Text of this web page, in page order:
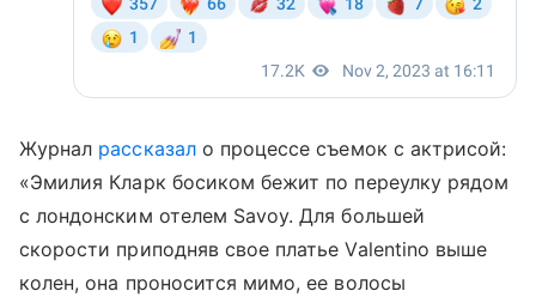
Журнал рассказало процессе съемок с актрисой:
«Эмилия Кларк босиком бежит по переулку рядом
с лондонским отелем Savoy. Для большей
скорости приподняв свое платье Valentino выше
колен, она проносится мимо, ее волосы